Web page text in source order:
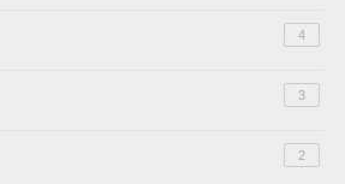
4
3
2